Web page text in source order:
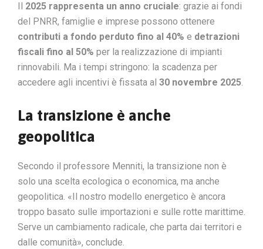
Il 2025 rappresenta un anno cruciale: grazie ai fondi
del PNRR, famiglie e imprese possono ottenere
contributi a fondo perduto fino al 40% e detrazioni
fiscali fino al 50% per la realizzazione di impianti
rinnovabili. Ma i tempi stringono: la scadenza per
accedere agli incentivi è fissata al 30 novembre 2025.
La transizione è anche
geopolitica
Secondo il professore Menniti, la transizione non è
solo una scelta ecologica o economica, ma anche
geopolitica. «Il nostro modello energetico è ancora
troppo basato sulle importazioni e sulle rotte marittime.
Serve un cambiamento radicale, che parta dai territori e
dalle comunità», conclude.